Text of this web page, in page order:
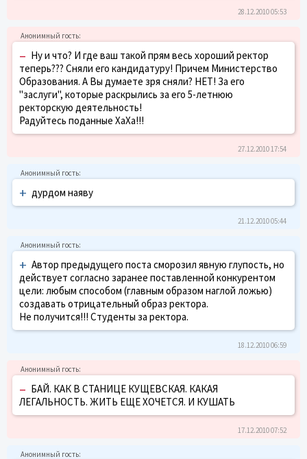
28.12.2010 05:53
– Ну и что? И где ваш такой прям весь хороший ректор
теперь??? Сняли его кандидатуру! Причем Министерство
Образования. А Вы думаете зря сняли? НЕТ! За его
"заслуги", которые раскрылись за его 5-летнюю
ректорскую деятельность!
Радуйтесь поданные ХаХа!!!
27.12.2010 17:54
+ дурдом наяву
21.12.2010 05:44
+ Автор предыдущего поста сморозил явную глупость, но
действует согласно заранее поставленной конкурентом
цели: любым способом (главным образом наглой ложью)
создавать отрицательный образ ректора.
Не получится!!! Студенты за ректора.
18.12.2010 06:59
– БАЙ. КАК В СТАНИЦЕ КУЩЕВСКАЯ. КАКАЯ
ЛЕГАЛЬНОСТЬ. ЖИТЬ ЕЩЕ ХОЧЕТСЯ. И КУШАТЬ
17.12.2010 07:52